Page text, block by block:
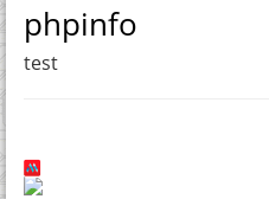
phpinfo
test